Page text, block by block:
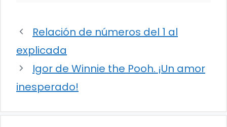
Relación de números del 1 al
explicada
Igor de Winnie the Pooh. ¡Un amor
inesperado!